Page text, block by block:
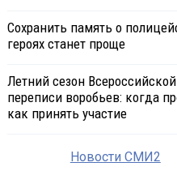
Сохранить память о
героях станет проще
Летний сезон Всероссийской
переписи воробьев: когда
как принять участие
Новости СМИ2